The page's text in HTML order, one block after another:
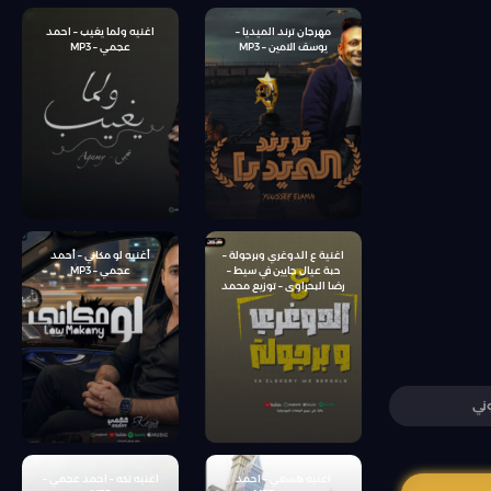
مهرجان ترند الميديا –
يوسف الامين – MP3
اغنيه ولما يغيب – احمد
عجمي – MP3
اغنية ع الدوغري وبرجولة –
حبة عيال جايين في سيط –
رضا البحراوى – توزيع محمد
حريقة
أغنيه لو مكاني – أحمد
عجمي – MP3
اعنيه هسعي – احمد
اغنيه تكه – احمد عجمي –